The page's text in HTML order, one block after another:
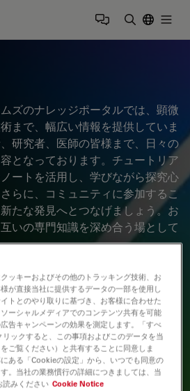
ズのナレッジポータルでは、顕微
まで、幅広い情報を提供していま
研究者、医師の皆様まで、日々の
となっております。チュートリア
ートを活用し、学びながら探究心
らに、コミュニティに参加するこ
たな発見へとつなげましょう。お
いの専門知識を深め合う場として
ッキーおよびその他のトラッキング技術、お
が直接当社に提供するデータの一部を使用し
トとのやり取りに基づき、お客様に合わせた
ーシャルメディアでのコンテンツ共有を可能
告キャンペーンの効果を測定します。「すべ
ックすると、この事項およびこのデータを当
ご覧ください）と共有することに同意しま
ある「Cookieの設定」から、いつでも同意の
。当社の業務慣行の詳細につきましては、当
みください Cookie Notice